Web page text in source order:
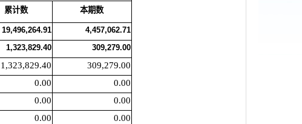
累计数 本期数
19,496,264.91
4,457,062.71
1,323,829.40 309,279.00
1,323,829.40
309,279.00
0.00
0.00
0.00
0.00
0.00 0.00